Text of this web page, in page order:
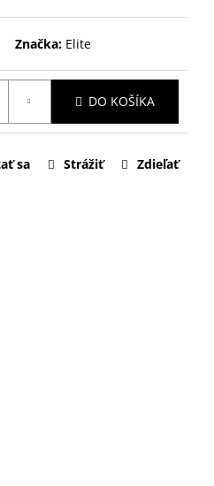
Značka: Elite
DO KOŠÍKA
sa Strážiť Zdieľať